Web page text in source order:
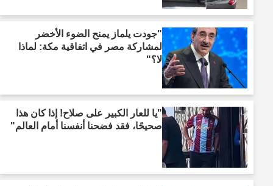
"جودت يلماز يمنح الضوء الأخضر
لمشاركة مصر في اتفاقية مكة: لماذا
لا؟"
"يا للعار الكبير على صلاح! إذا كان هذا
صحيحًا، فقد فضحنا أنفسنا أمام العالم"